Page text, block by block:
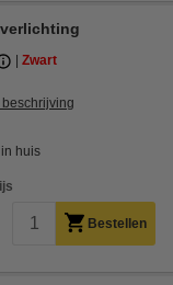
Zwart
huis
Bestellen